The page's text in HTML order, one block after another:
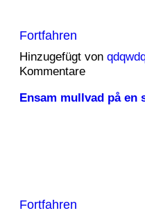
Fortfahren
Hinzugefügt von
Kommentare
Ensam mullvad på en
Fortfahren